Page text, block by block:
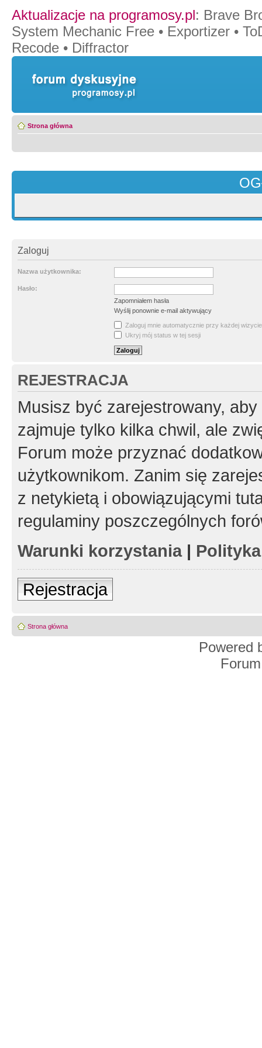
Aktualizacje na programosy.pl: Brave
System Mechanic Free • Exportizer •
Recode • Diffractor
Strona główna
Zaloguj
Nazwa użytkownika:
Hasło:
Zapomniałem hasła
Wyślij ponownie e-mail aktywujący
Zaloguj mnie automatycznie przy każdej wizycie
Ukryj mój status w tej sesji
REJESTRACJA
Musisz być zarejestrowany,
zajmuje tylko kilka chwil, ale
Forum może przyznać
użytkownikom. Zanim się
z netykietą i obowiązującymi
regulaminy poszczególnych
Warunki korzystania|
Rejestracja
Strona główna
Powered